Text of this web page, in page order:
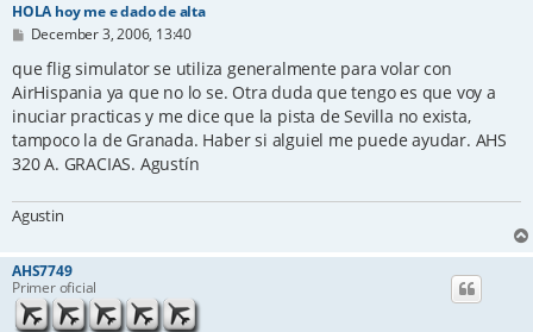
HOLA hoy me e dado de alta
P
s
t
December 3, 2006, 13:40
que flig simulator se utiliza generalmente para volar con
AirHispania ya que no lo se. Otra duda que tengo es que voy a
inuciar practicas y me dice que la pista de Sevilla no exista,
tampoco la de Granada. Haber si alguiel me puede ayudar. AHS
320 A. GRACIAS. Agustín
Agustin
AHS7749
Primer oficial